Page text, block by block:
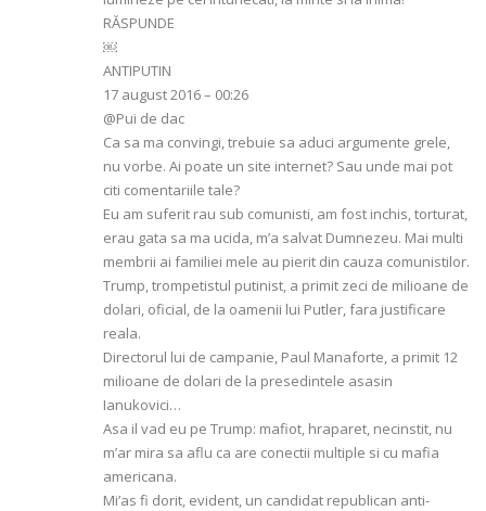
RĂSPUNDE
￼
ANTIPUTIN
17 august 2016 – 00:26
@Pui de dac
Ca sa ma convingi, trebuie sa aduci argumente grele,
nu vorbe. Ai poate un site internet? Sau unde mai pot
citi comentariile tale?
Eu am suferit rau sub comunisti, am fost inchis, torturat,
erau gata sa ma ucida, m’a salvat Dumnezeu. Mai multi
membrii ai familiei mele au pierit din cauza comunistilor.
Trump, trompetistul putinist, a primit zeci de milioane de
dolari, oficial, de la oamenii lui Putler, fara justificare
reala.
Directorul lui de campanie, Paul Manaforte, a primit 12
milioane de dolari de la presedintele asasin
Ianukovici…
Asa il vad eu pe Trump: mafiot, hraparet, necinstit, nu
m’ar mira sa aflu ca are conectii multiple si cu mafia
americana.
Mi’as fi dorit, evident, un candidat republican anti-